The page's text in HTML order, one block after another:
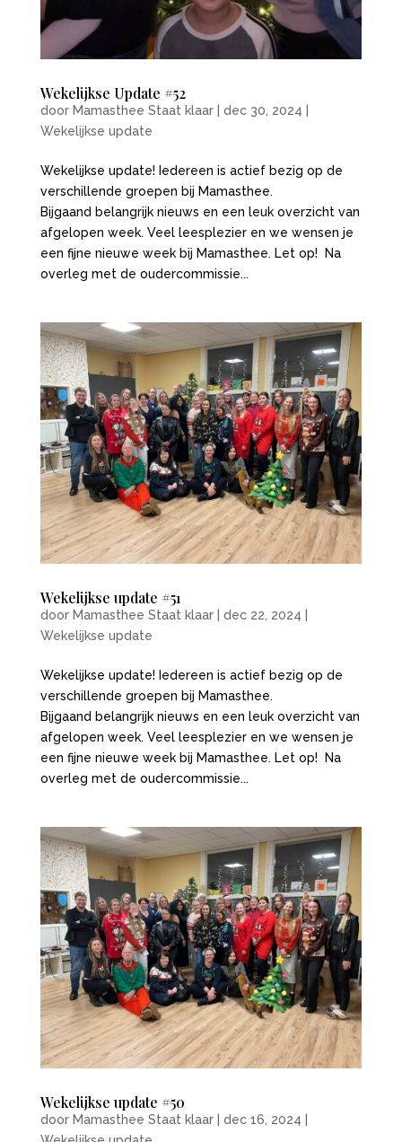
Wekelijkse Update #52
door Mamasthee Staat klaar| dec 30, 2024
Wekelijkse update
Wekelijkse update! Iedereen is actief bezig op de
verschillende groepen bij Mamasthee.
Bijgaand belangrijk nieuws en een leuk overzicht van
afgelopen week. Veel leesplezier en we wensen je
een fijne nieuwe week bij Mamasthee. Let op! Na
overleg met de oudercommissie...
Wekelijkse update #51
door Mamasthee Staat klaar| dec 22, 2024
Wekelijkse update
Wekelijkse update! Iedereen is actief bezig op de
verschillende groepen bij Mamasthee.
Bijgaand belangrijk nieuws en een leuk overzicht van
afgelopen week. Veel leesplezier en we wensen je
een fijne nieuwe week bij Mamasthee. Let op! Na
overleg met de oudercommissie...
Wekelijkse update #50
door Mamasthee Staat klaar| dec 16, 2024